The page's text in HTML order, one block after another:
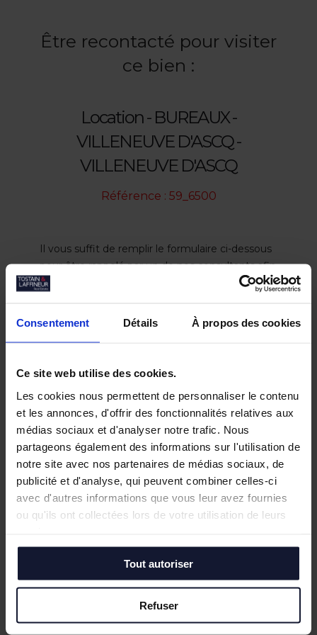
Consentement Détails À propos des cookies
Ce site web utilise des cookies.
Les cookies nous permettent de personnaliser le contenu
et les annonces, d'offrir des fonctionnalités relatives aux
médias sociaux et d'analyser notre trafic. Nous
partageons également des informations sur l'utilisation de
notre site avec nos partenaires de médias sociaux, de
publicité et d'analyse, qui peuvent combiner celles-ci
avec d'autres informations que vous leur avez fournies
ou qu'ils ont collectées lors de votre utilisation de leurs
Tout autoriser
Refuser
Être recontacté pour visiter
ce bien :
Location - BUREAUX -
VILLENEUVE D'ASCQ -
VILLENEUVE D'ASCQ
Référence : 59_6500
Il vous suffit de remplir le formulaire ci-dessous
pour être rappelé par un de nos consultants afin
de fixer un rendez-vous.
Civilité :*
Mme
Mlle
Nom Prénom*
Numéro de téléphone
Adresse e-mail*